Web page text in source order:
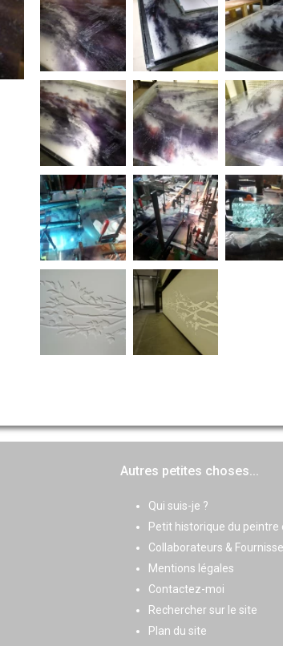
Autres petites choses...
Qui suis-je ?
Petit historique du peintre
Collaborateurs &
Mentions légales
Contactez-moi
Rechercher sur le site
Plan du site